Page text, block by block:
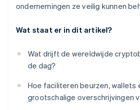
ondernemingen ze veilig kunnen
Wat staat er in dit artikel?
Wat drijft de wereldwijde
de dag?
Hoe faciliteren beurzen, wallets
grootschalige overschrijvingen